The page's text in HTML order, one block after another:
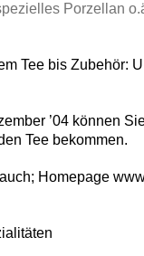
Porzellan
Tee bis Zubehör:
’04 können
Tee bekommen.
Homepage